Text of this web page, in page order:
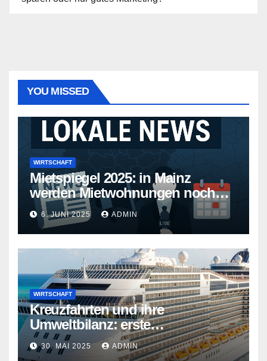
YOU MISSED
WIRTSCHAFT
Mietspiegel 2025: in Mainz
werden Mietwohnungen noch
teurer
6. JUNI 2025 ADMIN
WIRTSCHAFT
Kreuzfahrten und ihre
Umweltbilanz: erste
Kreuzfahrtschiffe gehen neue
Wege
30. MAI 2025 ADMIN